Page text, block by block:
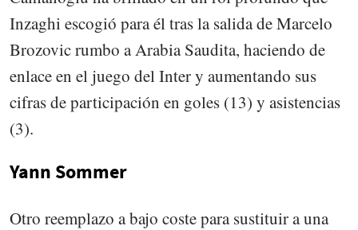
Inzaghi escogió para él tras la salida de Marcelo
Brozovic rumbo a Arabia Saudita, haciendo de
enlace en el juego del Inter y aumentando sus
cifras de participación en goles (13) y asistencias
(3).
Yann Sommer
Otro reemplazo a bajo coste para sustituir a una